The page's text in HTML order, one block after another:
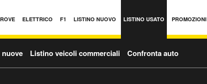
ELETTRICO F1 LISTINO NUOVO LISTINO USATO PROMOZIONI
Listino veicoli commerciali Confronta auto